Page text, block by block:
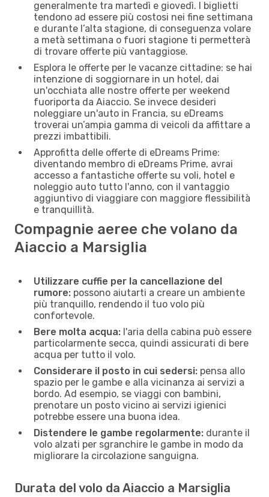
generalmente tra martedì e giovedì. I biglietti
tendono ad essere più costosi nei fine settimana
e durante l’alta stagione, di conseguenza volare
a metà settimana o fuori stagione ti permetterà
di trovare offerte più vantaggiose.
Esplora le offerte per le vacanze cittadine: se hai
intenzione di soggiornare in un hotel, dai
un'occhiata alle nostre offerte per weekend
fuoriporta da Aiaccio. Se invece desideri
noleggiare un'auto in Francia, su eDreams
troverai un’ampia gamma di veicoli da affittare a
prezzi imbattibili.
Approfitta delle offerte di eDreams Prime:
diventando membro di eDreams Prime, avrai
accesso a fantastiche offerte su voli, hotel e
noleggio auto tutto l'anno, con il vantaggio
aggiuntivo di viaggiare con maggiore flessibilità
e tranquillità.
Compagnie aeree che volano da
Aiaccio a Marsiglia
Utilizzare cuffie per la cancellazione del
rumore: possono aiutarti a creare un ambiente
più tranquillo, rendendo il tuo volo più
confortevole.
Bere molta acqua: l'aria della cabina può essere
particolarmente secca, quindi assicurati di bere
acqua per tutto il volo.
Considerare il posto in cui sedersi: pensa allo
spazio per le gambe e alla vicinanza ai servizi a
bordo. Ad esempio, se viaggi con bambini,
prenotare un posto vicino ai servizi igienici
potrebbe essere una buona idea.
Distendere le gambe regolarmente: durante il
volo alzati per sgranchire le gambe in modo da
migliorare la circolazione sanguigna.
Durata del volo da Aiaccio a Marsiglia